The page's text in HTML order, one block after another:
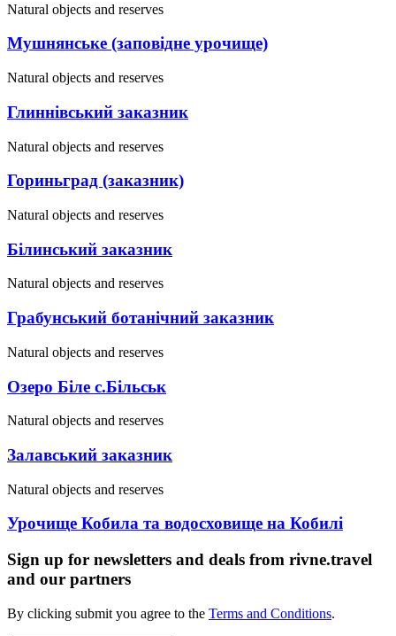
Natural objects and reserves
Мушнянське (заповідне урочище)
Natural objects and reserves
Глиннівський заказник
Natural objects and reserves
Гориньград (заказник)
Natural objects and reserves
Білинський заказник
Natural objects and reserves
Грабунський ботанічний заказник
Natural objects and reserves
Озеро Біле с.Більськ
Natural objects and reserves
Залавський заказник
Natural objects and reserves
Урочище Кобила та водосховище на Кобилі
Sign up for newsletters and deals from rivne.travel
and our partners
By clicking submit you agree to the Terms and Conditions.